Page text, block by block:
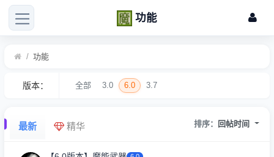
功能
/ 功能
版本： 全部 3.0 6.0 3.7
最新 精华 排序： 回帖时间